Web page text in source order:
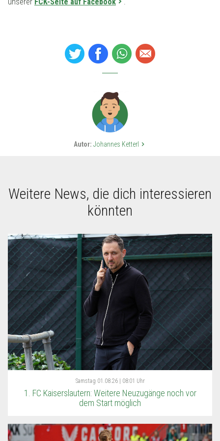
unserer FCK-Seite auf Facebook .
Autor: Johannes Ketterl keyboard_arrow_right
Weitere News, die dich interessieren
könnten
Samstag 01.08.26 | 08:01 Uhr
1. FC Kaiserslautern: Weitere Neuzugänge noch vor
dem Start möglich